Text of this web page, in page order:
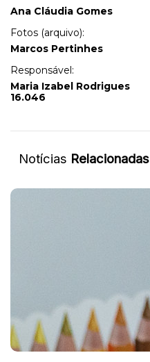
Ana Cláudia Gomes
Fotos (arquivo):
Marcos Pertinhes
Responsável:
Maria Izabel Rodrigues
16.046
Notícias Relacionadas